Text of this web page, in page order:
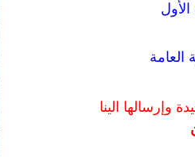
وإرسالها الينا